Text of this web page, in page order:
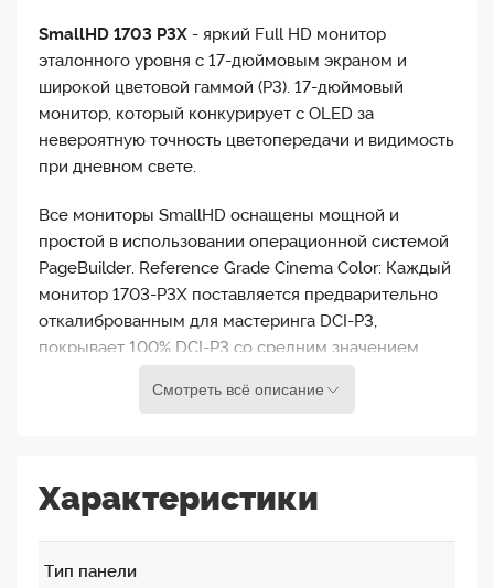
SmallHD 1703 P3X - яркий Full HD монитор
эталонного уровня с 17-дюймовым экраном и
широкой цветовой гаммой (P3). 17-дюймовый
монитор, который конкурирует с OLED за
невероятную точность цветопередачи и видимость
при дневном свете.
Все мониторы SmallHD оснащены мощной и
простой в использовании операционной системой
PageBuilder. Reference Grade Cinema Color: Каждый
монитор 1703-P3X поставляется предварительно
откалиброванным для мастеринга DCI-P3,
покрывает 100% DCI-P3 со средним значением
собственную калибровку 3D LUT с помощью
используя движок SmallHD ColourFlow 3D LUT.
позволяет отправлять видеосигнал далее через
Смотреть всё описание
Характеристики
Тип панели